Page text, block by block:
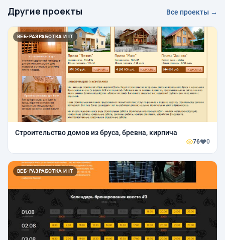
Другие проекты Все проекты →
ВЕБ-РАЗРАБОТКА И IT
Строительство домов из бруса, бревна, кирпича
76 0
ВЕБ-РАЗРАБОТКА И IT